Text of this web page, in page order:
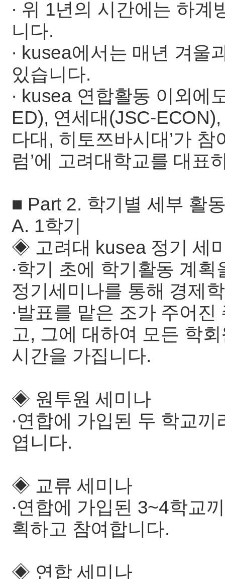
∙ 위 1년의 시간에는 하
니다.
∙ kusea에서는 매년 겨울
있습니다.
∙ kusea 연합활동 이외에
ED), 연세대(JSC-
다대, 히토쯔바시대’가
럼’에 고려대학교를 대표
■ Part 2. 학기별 세부 활
A. 1학기
◈ 고려대 kusea 정기 세
∙학기 초에 학기활동 계
정기세미나를 통해 경제
∙발표를 맡은 조가 주어
고, 그에 대하여 모든 학
시간을 가집니다.
◈ 원투원 세미나
∙연합에 가입된 두 학교
엽니다.
◈ 교류 세미나
∙연합에 가입된 3~4학교
획하고 참여합니다.
◈ 연합 세미나